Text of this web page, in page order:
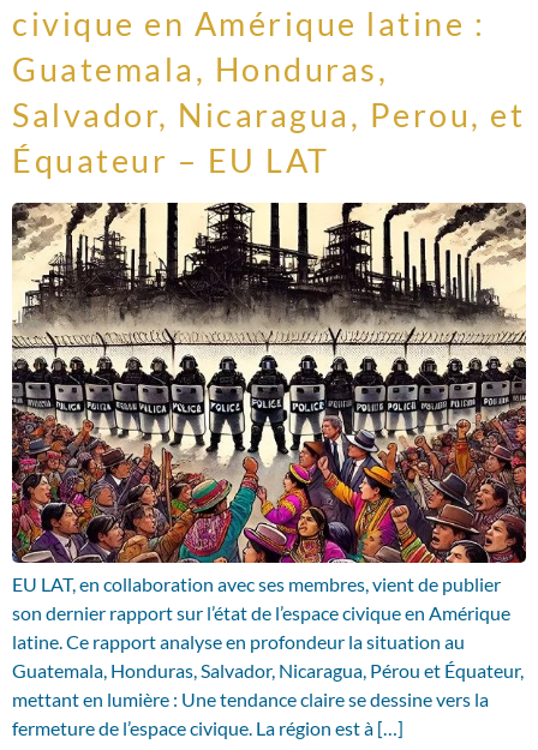
civique en Amérique latine :
Guatemala, Honduras,
Salvador, Nicaragua, Perou, et
Équateur – EU LAT
EU LAT, en collaboration avec ses membres, vient de publier
son dernier rapport sur l’état de l’espace civique en Amérique
latine. Ce rapport analyse en profondeur la situation au
Guatemala, Honduras, Salvador, Nicaragua, Pérou et Équateur,
mettant en lumière : Une tendance claire se dessine vers la
fermeture de l’espace civique. La région est à […]